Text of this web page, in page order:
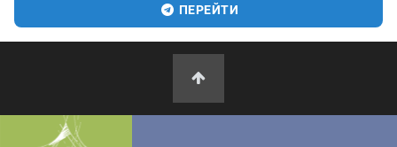
ПЕРЕЙТИ